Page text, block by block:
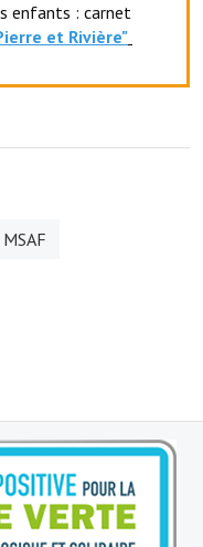
enfants : carnet
et Rivière"